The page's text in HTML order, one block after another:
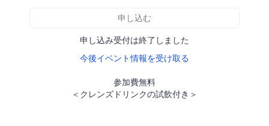
申し込む
申し込み受付は終了しました
今後イベント情報を受け取る
参加費無料
＜クレンズドリンクの試飲付き＞